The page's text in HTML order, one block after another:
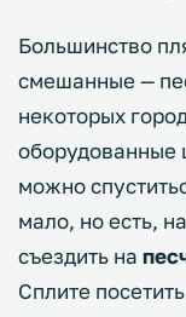
Большинство
смешанные —
некоторых
оборудованные
можно
мало, но есть,
съездить на
Сплите